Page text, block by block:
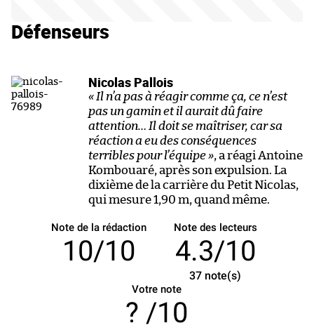
Défenseurs
Nicolas Pallois
« Il n’a pas à réagir comme ça, ce n’est
pas un gamin et il aurait dû faire
attention… Il doit se maîtriser, car sa
réaction a eu des conséquences
terribles pour l’équipe », a réagi Antoine
Kombouaré, après son expulsion. La
dixième de la carrière du Petit Nicolas,
qui mesure 1,90 m, quand même.
Note de la rédaction
10/10
Note des lecteurs
4.3/10
37 note(s)
Votre note
/10